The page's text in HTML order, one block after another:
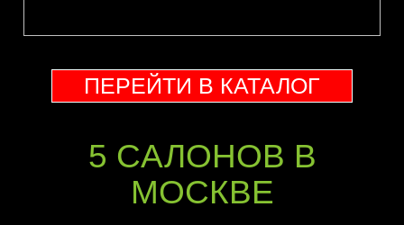
ПЕРЕЙТИ В КАТАЛОГ
5 CАЛОНОВ В
МОСКВЕ